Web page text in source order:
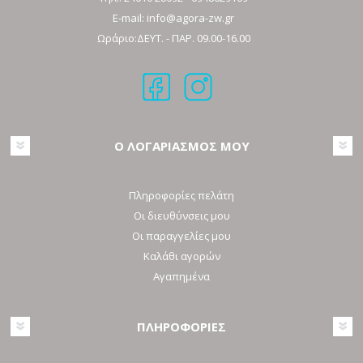
E-mail: info@agora-zw.gr
Ωράριο:ΔΕΥΤ. - ΠΑΡ. 09.00-16.00
Ο ΛΟΓΑΡΙΑΣΜΟΣ ΜΟΥ
Πληροφορίες πελάτη
Οι διευθύνσεις μου
Οι παραγγελίες μου
Καλάθι αγορών
Αγαπημένα
ΠΛΗΡΟΦΟΡΙΕΣ